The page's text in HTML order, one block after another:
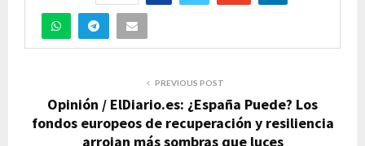
PREVIOUS POST
Opinión / ElDiario.es: ¿España Puede? Los
fondos europeos de recuperación y resiliencia
arrojan más sombras que luces